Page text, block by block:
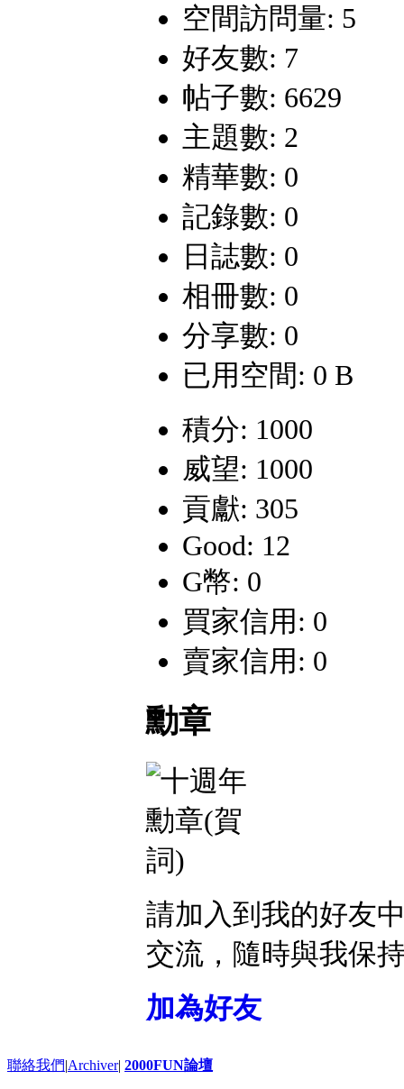
空間訪問量: 5
好友數: 7
帖子數: 6629
主題數: 2
精華數: 0
記錄數: 0
日誌數: 0
相冊數: 0
分享數: 0
已用空間: 0 B
積分: 1000
威望: 1000
貢獻: 305
Good: 12
G幣: 0
買家信用: 0
賣家信用: 0
勳章
請加入到我的好友
交流，隨時與我保
加為好友
聯絡我們|Archiver| 2000FUN論壇